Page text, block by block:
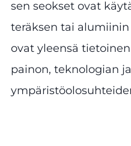
sen seokset ovat
teräksen tai
ovat yleensä
painon, teknologian ja